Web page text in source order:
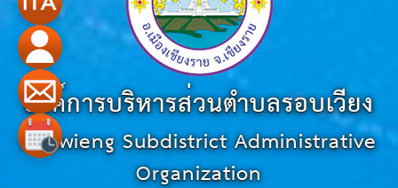
องค์การบริหารส่วนตำบลรอบเวียง
Robwieng Subdistrict Administrative
Organization